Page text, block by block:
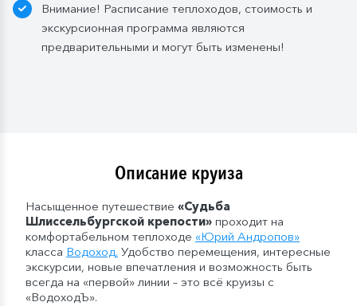
— в рейсах от 16 до 20 дней включительно: 3
бутылки (1,5 л.);
Внимание! Расписание теплоходов, стоимость и
экскурсионная программа являются
предварительными и могут быть изменены!
Описание круиза
Насыщенное путешествие «Судьба
Шлиссельбургской крепости» проходит на
комфортабельном теплоходе «Юрий Андропов»
класса Водоход. Удобство перемещения, интересные
экскурсии, новые впечатления и возможность быть
всегда на «первой» линии – это всё круизы с
«ВодоходЪ».